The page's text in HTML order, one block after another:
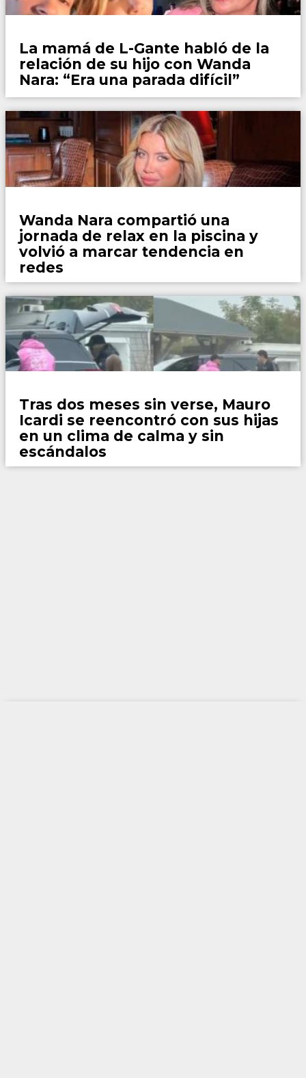
La mamá de L-Gante habló de la
relación de su hijo con Wanda
Nara: “Era una parada difícil”
Wanda Nara compartió una
jornada de relax en la piscina y
volvió a marcar tendencia en
redes
Tras dos meses sin verse, Mauro
Icardi se reencontró con sus hijas
en un clima de calma y sin
escándalos